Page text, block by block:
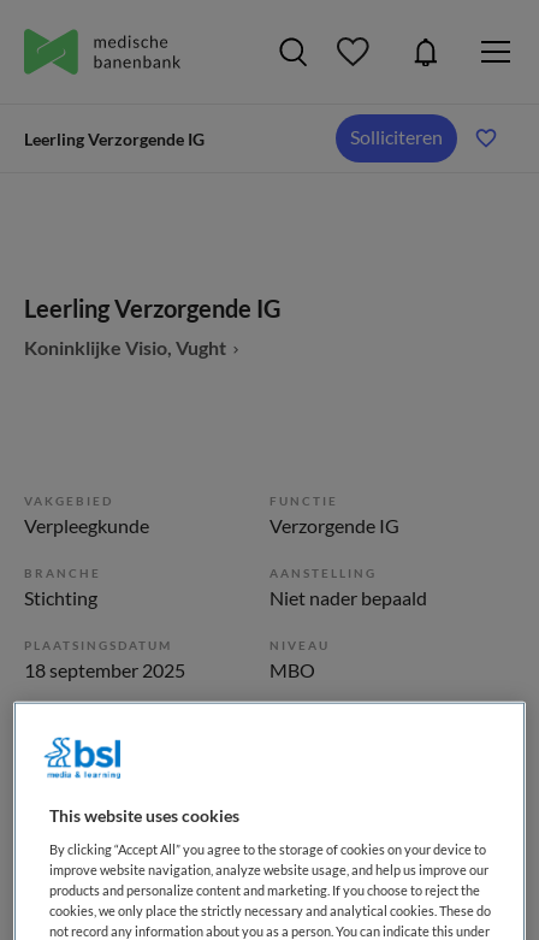
Leerling Verzorgende IG Solliciteren
Leerling Verzorgende IG
Koninklijke Visio, Vught
VAKGEBIED
Verpleegkunde
FUNCTIE
Verzorgende IG
BRANCHE
Stichting
AANSTELLING
Niet nader bepaald
PLAATSINGSDATUM
18 september 2025
NIVEAU
MBO
Niet nader bepaald
Vacature niet beschikbaar
Deze vacature Leerling Verzorgende IG bij Koninklijke Visio
is niet meer actueel. Hieronder staan enkele vergelijkbare
vacatures die voor u wellicht interessant zijn.
This website uses cookies
By clicking “Accept All” you agree to the storage of cookies on your device to
improve website navigation, analyze website usage, and help us improve our
products and personalize content and marketing. If you choose to reject the
cookies, we only place the strictly necessary and analytical cookies. These do
not record any information about you as a person. You can indicate this under